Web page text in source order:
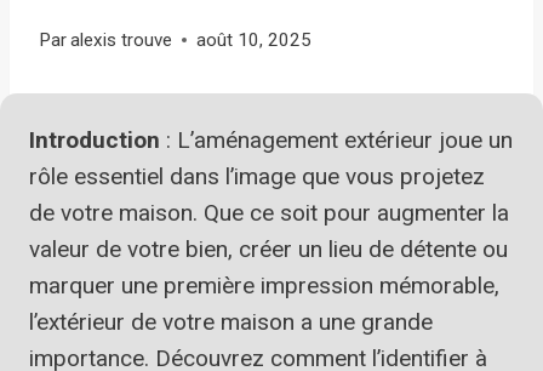
Paralexis trouve août 10, 2025
Introduction : L’aménagement extérieur joue un
rôle essentiel dans l’image que vous projetez
de votre maison. Que ce soit pour augmenter la
valeur de votre bien, créer un lieu de détente ou
marquer une première impression mémorable,
l’extérieur de votre maison a une grande
importance. Découvrez comment l’identifier à